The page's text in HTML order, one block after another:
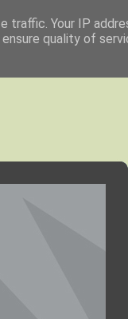
traffic. Your IP
quality of